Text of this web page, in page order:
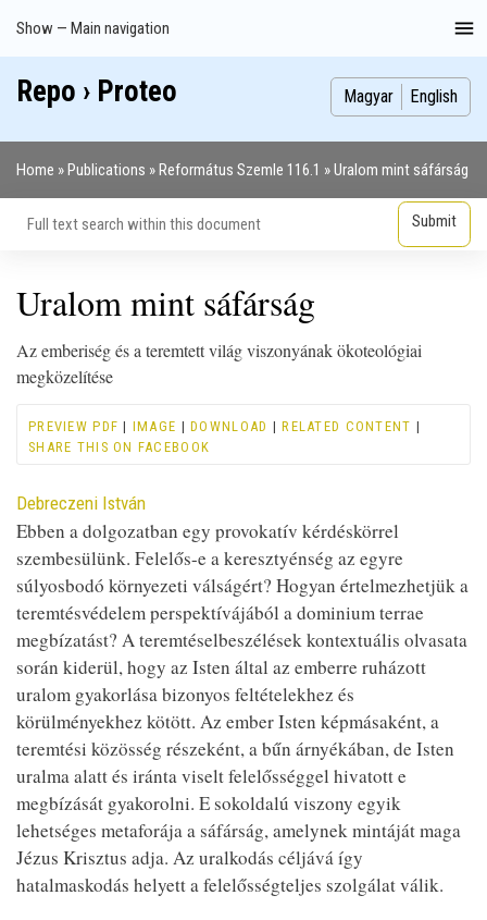
Main
navigation
Show — Main navigation
Index
Publications
Theses
Images
Contributors
Repo › Proteo Magyar English
Home Publications Református Szemle 116.1 Uralom mint sáfárság
Uralom mint sáfárság
Az emberiség és a teremtett világ viszonyának ökoteológiai
megközelítése
PREVIEW PDF | IMAGE |DOWNLOAD |RELATED CONTENT |
SHARE THIS ON FACEBOOK
Contributor
Debreczeni István
Ebben a dolgozatban egy provokatív kérdéskörrel
szembesülünk. Felelős-e a keresztyénség az egyre
súlyosbodó környezeti válságért? Hogyan értelmezhetjük a
teremtésvédelem perspektívájából a dominium terrae
megbízatást? A teremtéselbeszélések kontextuális olvasata
során kiderül, hogy az Isten által az emberre ruházott
uralom gyakorlása bizonyos feltételekhez és
körülményekhez kötött. Az ember Isten képmásaként, a
teremtési közösség részeként, a bűn árnyékában, de Isten
uralma alatt és iránta viselt felelősséggel hivatott e
megbízását gyakorolni. E sokoldalú viszony egyik
lehetséges metaforája a sáfárság, amelynek mintáját maga
Jézus Krisztus adja. Az uralkodás céljává így
hatalmaskodás helyett a felelősségteljes szolgálat válik.